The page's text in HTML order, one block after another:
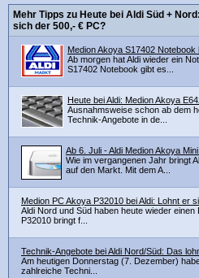
Mehr Tipps zu Heute bei Aldi Süd +
sich der 500,- € PC?
Medion Akoya S17402
Ab morgen hat Aldi wieder ein
S17402 Notebook gibt es...
Heute bei Aldi: Medion Akoya
Ausnahmsweise schon ab dem
Technik-Angebote in de...
Ab 6. Juli - Aldi Medion Akoya
Wie im vergangenen Jahr bringt
auf den Markt. Mit dem A...
Medion PC Akoya P32010 bei Aldi: Lohnt er
Aldi Nord und Süd haben heute wieder
P32010 bringt f...
Technik-Angebote bei Aldi Nord/Süd: Das
Am heutigen Donnerstag (7. Dezember)
zahlreiche Techni...